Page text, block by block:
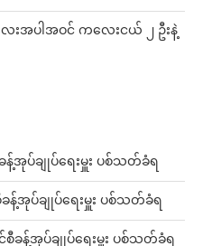
းအပါအဝင် ကလေးငယ် ၂ ဦးနဲ့
အုပ်ချုပ်ရေးမှူး ပစ်သတ်ခံရ
အုပ်ချုပ်ရေးမှူး ပစ်သတ်ခံရ
ခန့်အုပ်ချုပ်ရေးမှူး ပစ်သတ်ခံရ